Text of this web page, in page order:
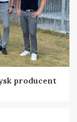
producent